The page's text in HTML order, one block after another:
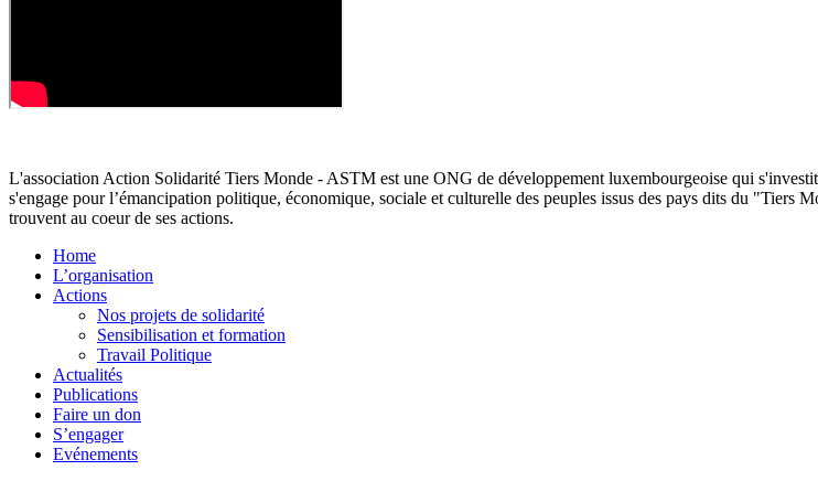
L'association Action Solidarité Tiers Monde - ASTM est une ONG de développement luxembourgeoise qui
s'engage pour l’émancipation politique, économique, sociale et culturelle des peuples issus des pays dits du "Tiers
trouvent au coeur de ses actions.
Home
L’organisation
Actions
Nos projets de solidarité
Sensibilisation et formation
Travail Politique
Actualités
Publications
Faire un don
S’engager
Evénements